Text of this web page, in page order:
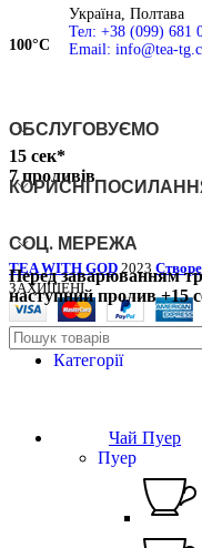
100°С
15 сек*
7 проливів
Перед заварюванням
наступний пролив+15
Україна, Полтава
Тел: +38 (099) 681
Email: info@tea-
ОБСЛУГОВУЄМО
КОРИСНІ
СОЦ. МЕРЕЖА
TEA WITH GOD 2023
ЗАХИЩЕНІ
Категорії
Чай Пуер
Пуер